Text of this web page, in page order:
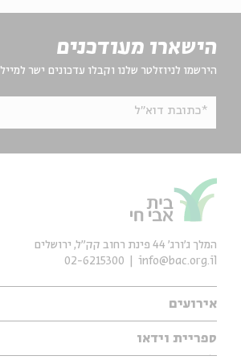
הישארו מעודכנים
הירשמו לניוזלטר שלנו וקבלו עדכונים ישר למייל
*כתובת דוא"ל
אירועים
אנגלית
ספריית וידאו
המלך ג'ורג' 44 פינת רחוב קק״ל, ירושלים
info@bac.org.il
02-6215300